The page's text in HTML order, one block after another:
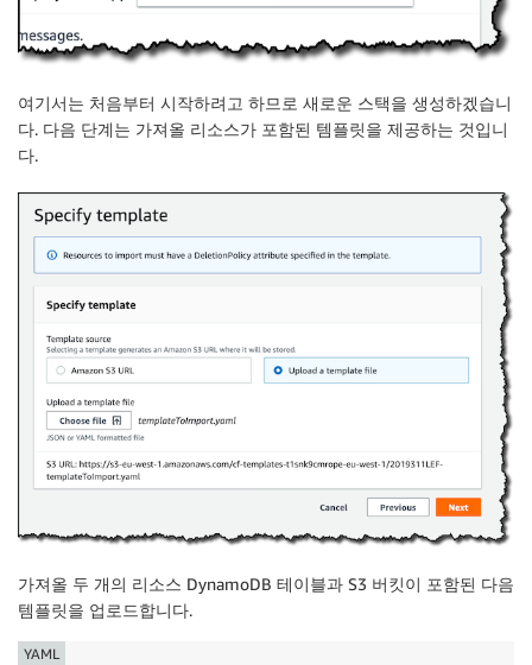
여기서는 처음부터 시작하려고 하므로 새로운 스택을 생성하겠습니
다. 다음 단계는 가져올 리소스가 포함된 템플릿을 제공하는 것입니
다.
가져올 두 개의 리소스 DynamoDB 테이블과 S3 버킷이 포함된 다음
템플릿을 업로드합니다.
YAML